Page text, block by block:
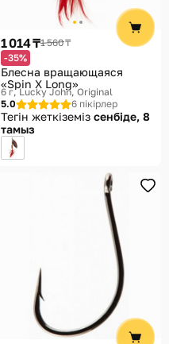
1 014 ₸1 560 ₸
-35%
Блесна вращающаяся
«Spin X Long»
6 г Lucky John, Original
5.0
6 пікірлер
Тегін жеткіземіз сенбіде, 8
тамыз